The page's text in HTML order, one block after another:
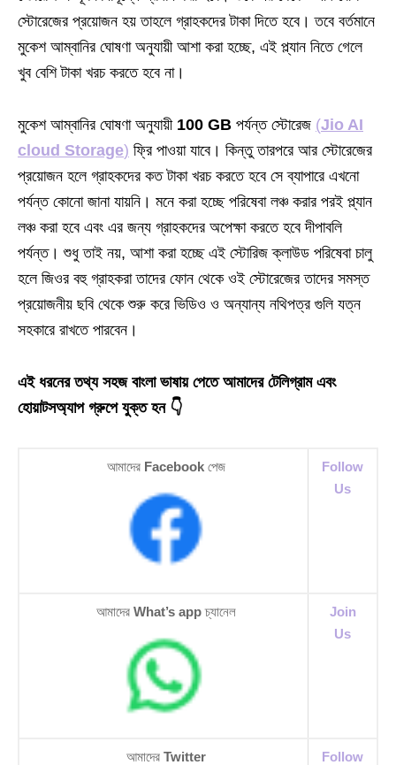
স্টোরেজের প্রয়োজন হয় তাহলে গ্রাহকদের টাকা দিতে হবে। তবে বর্তমানে
মুকেশ আম্বানির ঘোষণা অনুযায়ী আশা করা হচ্ছে, এই প্ল্যান নিতে গেলে
খুব বেশি টাকা খরচ করতে হবে না।
মুকেশ আম্বানির ঘোষণা অনুযায়ী 100 GB পর্যন্ত স্টোরেজ (Jio AI
cloud Storage) ফ্রি পাওয়া যাবে। কিন্তু তারপরে আর স্টোরেজের
প্রয়োজন হলে গ্রাহকদের কত টাকা খরচ করতে হবে সে ব্যাপারে এখনো
পর্যন্ত কোনো জানা যায়নি। মনে করা হচ্ছে পরিষেবা লঞ্চ করার পরই প্ল্যান
লঞ্চ করা হবে এবং এর জন্য গ্রাহকদের অপেক্ষা করতে হবে দীপাবলি
পর্যন্ত। শুধু তাই নয়, আশা করা হচ্ছে এই স্টোরিজ ক্লাউড পরিষেবা চালু
হলে জিওর বহু গ্রাহকরা তাদের ফোন থেকে ওই স্টোরেজের তাদের সমস্ত
প্রয়োজনীয় ছবি থেকে শুরু করে ভিডিও ও অন্যান্য নথিপত্র গুলি যত্ন
সহকারে রাখতে পারবেন।
এই ধরনের তথ্য সহজ বাংলা ভাষায় পেতে আমাদের টেলিগ্রাম এবং
হোয়াটসঅ্যাপ গ্রুপে যুক্ত হন 👇
আমাদের Facebook পেজ
Follow
Us
আমাদের What’s app চ্যানেল
Join
Us
আমাদের Twitter
Follow